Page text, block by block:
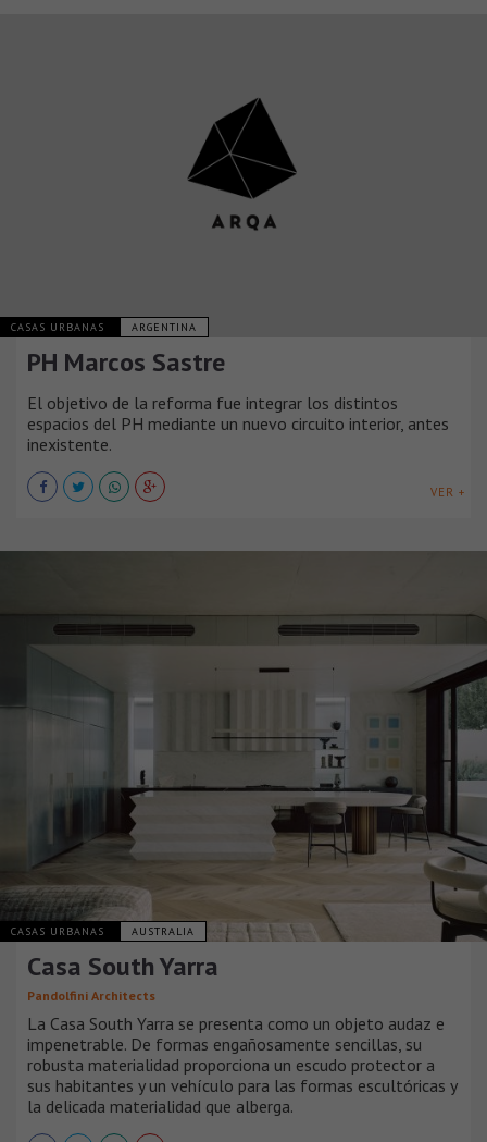
CASAS URBANAS ARGENTINA
PH Marcos Sastre
El objetivo de la reforma fue integrar los distintos
espacios del PH mediante un nuevo circuito interior, antes
inexistente.
VER +
CASAS URBANAS AUSTRALIA
Casa South Yarra
Pandolfini Architects
La Casa South Yarra se presenta como un objeto audaz e
impenetrable. De formas engañosamente sencillas, su
robusta materialidad proporciona un escudo protector a
sus habitantes y un vehículo para las formas escultóricas y
la delicada materialidad que alberga.